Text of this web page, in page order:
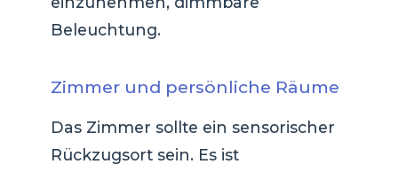
Beleuchtung.
Zimmer und persönliche Räume
Das Zimmer sollte ein sensorischer
Rückzugsort sein. Es ist